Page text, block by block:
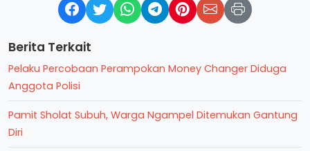
Berita Terkait
Pelaku Percobaan Perampokan Money Changer Diduga
Anggota Polisi
Pamit Sholat Subuh, Warga Ngampel Ditemukan Gantung
Diri